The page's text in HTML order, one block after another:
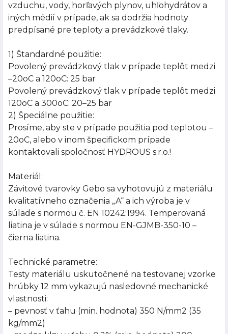
vzduchu, vody, horľavých plynov, uhľohydrátov a
iných médií v prípade, ak sa dodržia hodnoty
predpísané pre teploty a prevádzkové tlaky.
1) Štandardné použitie:
Povolený prevádzkový tlak v prípade teplôt medzi
–20oC a 120oC: 25 bar
Povolený prevádzkový tlak v prípade teplôt medzi
120oC a 300oC: 20–25 bar
2) Špeciálne použitie:
Prosíme, aby ste v prípade použitia pod teplotou –
20oC, alebo v inom špecifickom prípade
kontaktovali spoločnosť HYDROUS s.r.o.!
Materiál:
Závitové tvarovky Gebo sa vyhotovujú z materiálu
kvalitatívneho označenia „A“ a ich výroba je v
súlade s normou č. EN 10242:1994. Temperovaná
liatina je v súlade s normou EN-GJMB-350-10 –
čierna liatina.
Technické parametre:
Testy materiálu uskutočnené na testovanej vzorke
hrúbky 12 mm vykazujú nasledovné mechanické
vlastnosti:
– pevnosť v ťahu (min. hodnota) 350 N/mm2 (35
kg/mm2)